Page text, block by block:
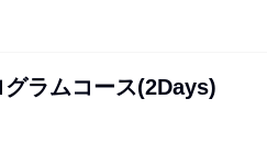
グラムコース(2Days)